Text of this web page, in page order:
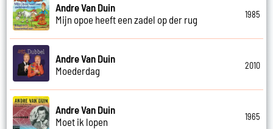
Andre Van Duin
Mijn opoe heeft een zadel op der rug
1985
Andre Van Duin
Moederdag
2010
Andre Van Duin
Moet ik lopen
1965